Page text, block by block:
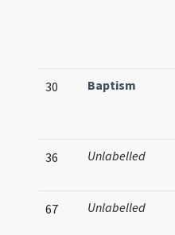
30 Baptism
36 Unlabelled
67 Unlabelled